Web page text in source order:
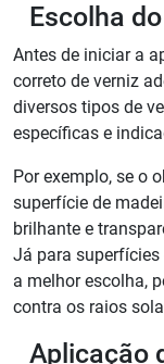
Escolha
Antes de iniciar a
correto de verniz
diversos tipos de
específicas e
Por exemplo, se o
superfície de
brilhante e
Já para superfícies
a melhor escolha,
contra os raios
Aplicação